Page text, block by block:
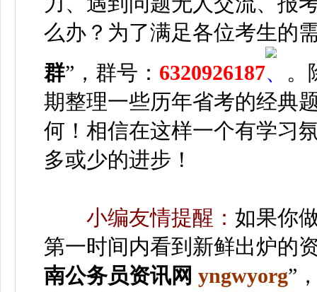
么办？ 为了满足各位考生的
群”，群号： 6320926187
。
期整理一些历年省考的经典
何！相信在这样一个有学习
多或少的进步！
小编友情提醒： 如果你
第一时间内看到新鲜出炉的
南公务员资讯网 yngwyorg”